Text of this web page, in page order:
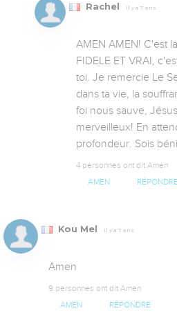
Rachel Il y a 7 ans
AMEN AMEN! C'est
FIDELE ET VRAI,
toi. Je remercie Le
dans ta vie, la
foi nous sauve,
merveilleux! En
profondeur. Sois
4 personnes ont dit Amen
AMEN RÉPONDRE
Kou Mel Il y a 7 ans
Amen
9 personnes ont dit Amen
AMEN RÉPONDRE